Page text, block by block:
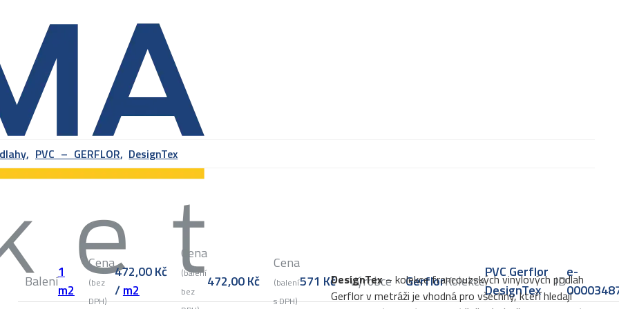
, PVC – GERFLOR, DesignTex
Balení1
m2
Cena
(bez
DPH)
472,00Kč
/m2
Cena
(balení
bez
472,00Kč
Cena
(balení
s DPH)
571 Kč Výrobce GerflorKolekcePVC Gerflor
DesignTex
IDe-
DesignTex– kolekce francouzských vinylových podlah
Gerflor v metráži je vhodná pro všechny, kteří hledají